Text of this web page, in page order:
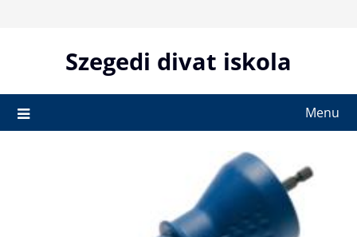
Szegedi divat iskola
Menu